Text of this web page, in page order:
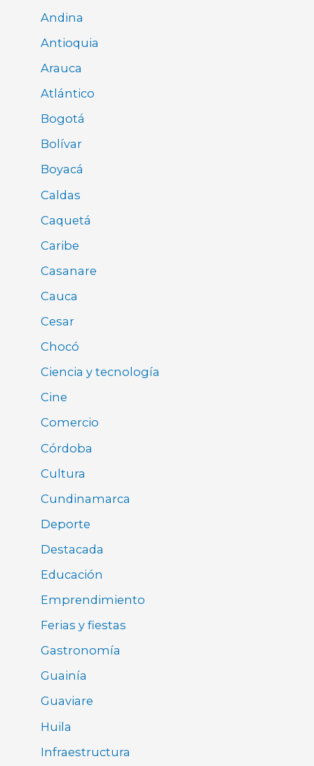
Andina
Antioquia
Arauca
Atlántico
Bogotá
Bolívar
Boyacá
Caldas
Caquetá
Caribe
Casanare
Cauca
Cesar
Chocó
Ciencia y tecnología
Cine
Comercio
Córdoba
Cultura
Cundinamarca
Deporte
Destacada
Educación
Emprendimiento
Ferias y fiestas
Gastronomía
Guainía
Guaviare
Huila
Infraestructura